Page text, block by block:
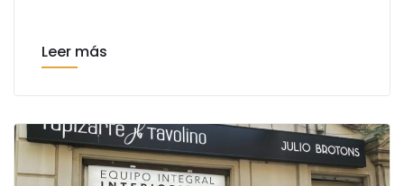
Leer más